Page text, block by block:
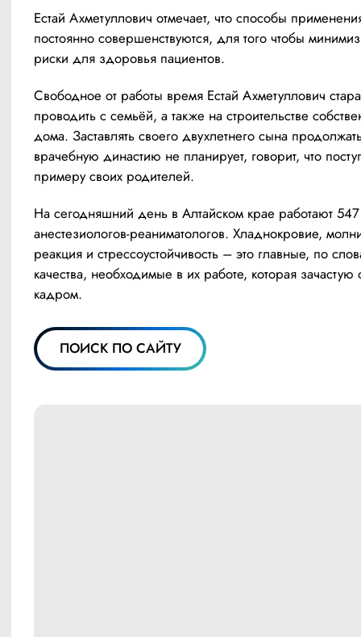
Естай Ахметуллович отмечает, что способы
постоянно совершенствуются, для того чтобы
риски для здоровья пациентов.
Свободное от работы время Естай Ахметуллович
проводить с семьёй, а также на строительстве
дома. Заставлять своего двухлетнего сына
врачебную династию не планирует, говорит, что
примеру своих родителей.
На сегодняшний день в Алтайском крае работают 547
анестезиологов-реаниматологов. Хладнокровие,
реакция и стрессоустойчивость – это главные, по
качества, необходимые в их работе, которая зачастую
кадром.
ПОИСК ПО САЙТУ